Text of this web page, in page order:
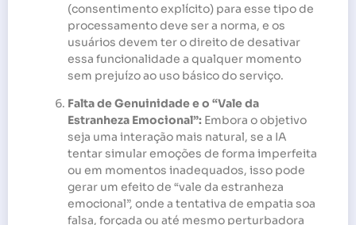
(consentimento explícito) para esse tipo de
processamento deve ser a norma, e os
usuários devem ter o direito de desativar
essa funcionalidade a qualquer momento
sem prejuízo ao uso básico do serviço.
Falta de Genuinidade e o “Vale da
Estranheza Emocional”: Embora o objetivo
seja uma interação mais natural, se a IA
tentar simular emoções de forma imperfeita
ou em momentos inadequados, isso pode
gerar um efeito de “vale da estranheza
emocional”, onde a tentativa de empatia soa
falsa, forçada ou até mesmo perturbadora